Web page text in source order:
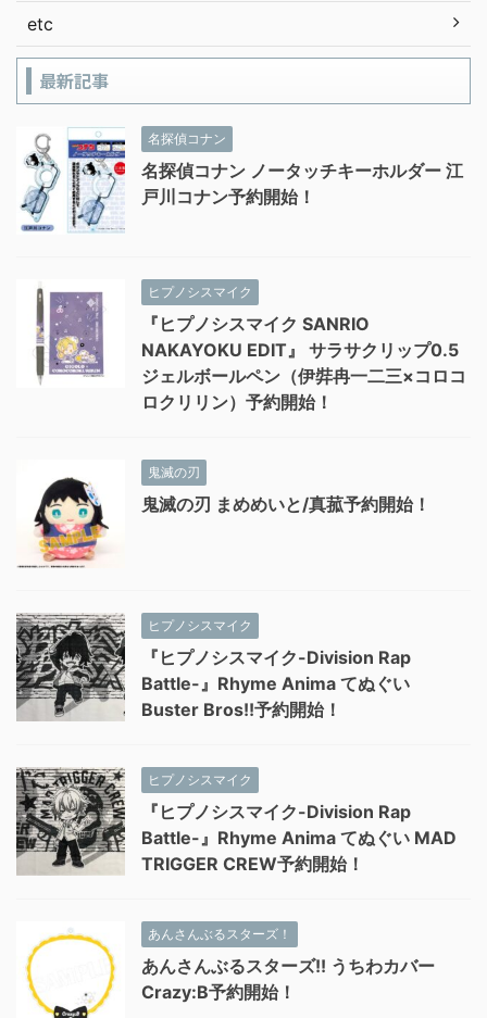
etc
最新記事
名探偵コナン
名探偵コナン ノータッチキーホルダー 江
戸川コナン予約開始！
ヒプノシスマイク
『ヒプノシスマイク SANRIO
NAKAYOKU EDIT』 サラサクリップ0.5
ジェルボールペン（伊弉冉一二三×コロコ
ロクリリン）予約開始！
鬼滅の刃
鬼滅の刃 まめめいと/真菰予約開始！
ヒプノシスマイク
『ヒプノシスマイク-Division Rap
Battle-』Rhyme Anima てぬぐい
Buster Bros!!予約開始！
ヒプノシスマイク
『ヒプノシスマイク-Division Rap
Battle-』Rhyme Anima てぬぐい MAD
TRIGGER CREW予約開始！
あんさんぶるスターズ！
あんさんぶるスターズ!! うちわカバー
Crazy:B予約開始！